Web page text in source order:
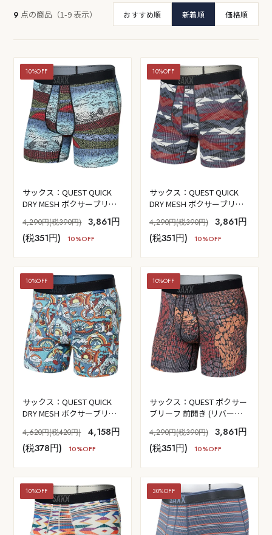
9 点の商品（1-9 表示） おすすめ順 新着順 価格順
10%OFF
サックス：QUEST QUICK
DRY MESH ボクサーブリー
フ 前開き (エレメンツ - マル
チ)
4,290円(税390円) 3,861円
(税351円)
10%OFF
10%OFF
サックス：QUEST QUICK
DRY MESH ボクサーブリー
フ 前開き (アシャー ジオ -
ディープ ネイビー)
4,290円(税390円)
3,861円
(税351円)
10%OFF
10%OFF
サックス：QUEST QUICK
DRY MESH ボクサーブリー
フ 前開き (マインド・トラ
ベラー - マルチ)
4,620円(税420円)
4,158円
(税378円)
10%OFF
10%OFF
サックス：QUEST ボクサー
ブリーフ 前開き (リバーロ
4,290円(税390円)
3,861円
(税351円)
10%OFF
10%OFF 30%OFF